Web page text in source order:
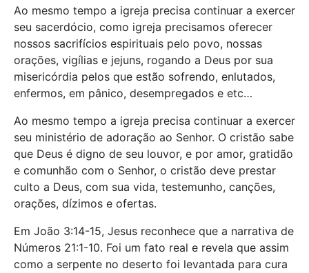
Ao mesmo tempo a igreja precisa continuar a exercer
seu sacerdócio, como igreja precisamos oferecer
nossos sacrifícios espirituais pelo povo, nossas
orações, vigílias e jejuns, rogando a Deus por sua
misericórdia pelos que estão sofrendo, enlutados,
enfermos, em pânico, desempregados e etc…
Ao mesmo tempo a igreja precisa continuar a exercer
seu ministério de adoração ao Senhor. O cristão sabe
que Deus é digno de seu louvor, e por amor, gratidão
e comunhão com o Senhor, o cristão deve prestar
culto a Deus, com sua vida, testemunho, canções,
orações, dízimos e ofertas.
Em João 3:14-15, Jesus reconhece que a narrativa de
Números 21:1-10. Foi um fato real e revela que assim
como a serpente no deserto foi levantada para cura